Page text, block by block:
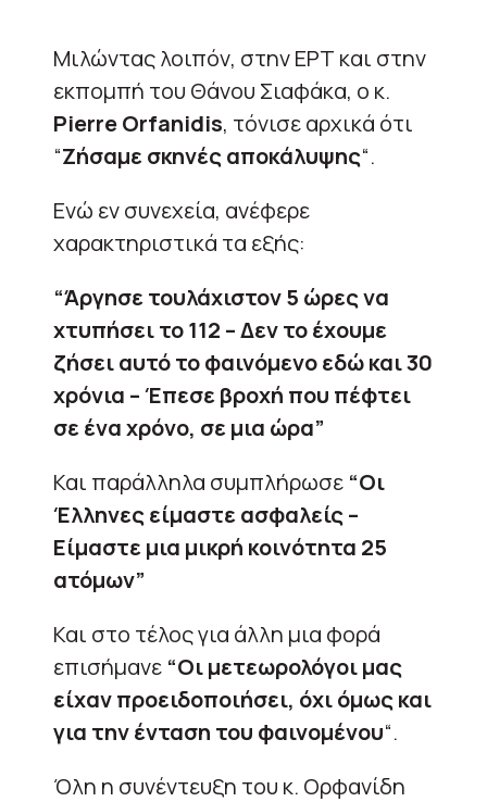
Μιλώντας λοιπόν, στην ΕΡΤ και στην
εκπομπή του Θάνου Σιαφάκα, ο κ.
Pierre Orfanidis, τόνισε αρχικά ότι
“Ζήσαμε σκηνές αποκάλυψης“.
Ενώ εν συνεχεία, ανέφερε
χαρακτηριστικά τα εξής:
“Άργησε τουλάχιστον 5 ώρες να
χτυπήσει το 112 – Δεν το έχουμε
ζήσει αυτό το φαινόμενο εδώ και 30
χρόνια – Έπεσε βροχή που πέφτει
σε ένα χρόνο, σε μια ώρα”
Και παράλληλα συμπλήρωσε “Οι
Έλληνες είμαστε ασφαλείς –
Είμαστε μια μικρή κοινότητα 25
ατόμων”
Και στο τέλος για άλλη μια φορά
επισήμανε “Οι μετεωρολόγοι μας
είχαν προειδοποιήσει, όχι όμως και
για την ένταση του φαινομένου“.
Όλη η συνέντευξη του κ. Ορφανίδη